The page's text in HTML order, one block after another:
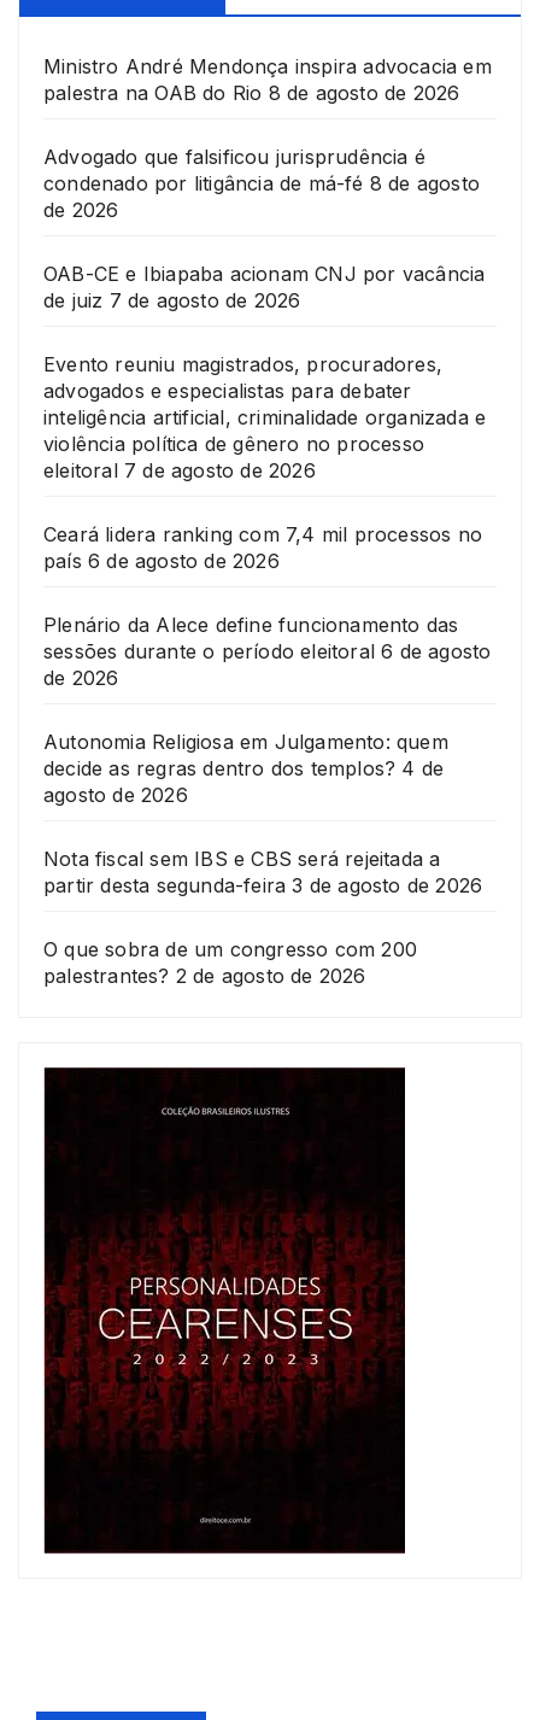
Ministro André Mendonça inspira advocacia em
palestra na OAB do Rio 8 de agosto de 2026
Advogado que falsificou jurisprudência é
condenado por litigância de má-fé 8 de agosto
de 2026
OAB-CE e Ibiapaba acionam CNJ por vacância
de juiz 7 de agosto de 2026
Evento reuniu magistrados, procuradores,
advogados e especialistas para debater
inteligência artificial, criminalidade organizada e
violência política de gênero no processo
eleitoral 7 de agosto de 2026
Ceará lidera ranking com 7,4 mil processos no
país 6 de agosto de 2026
Plenário da Alece define funcionamento das
sessões durante o período eleitoral 6 de agosto
de 2026
Autonomia Religiosa em Julgamento: quem
decide as regras dentro dos templos? 4 de
agosto de 2026
Nota fiscal sem IBS e CBS será rejeitada a
partir desta segunda-feira 3 de agosto de 2026
O que sobra de um congresso com 200
palestrantes? 2 de agosto de 2026